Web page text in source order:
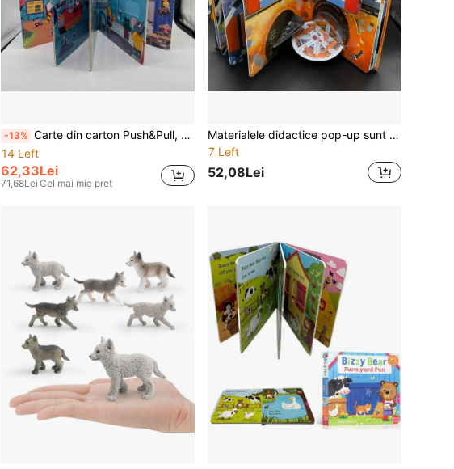
-13% Carte din carton Push&Pull, cu pagini interioare pliabile, potrivită pentru începători acasă, pentru dezvoltarea limbii engleze și iluminare cognitivă, prima alegere pentru cadou de Halloween și Crăciun
14 Left
62,33Lei
71,68LeiCel mai mic pret
Materialele didactice pop-up sunt esențiale pentru învățarea limbii engleze, cu culori vii și ilustrații pline de viață pentru a atrage cititorii și bucuria lecturii cu pagini pliabile. Sunt un cadou perfect.
7 Left
52,08Lei